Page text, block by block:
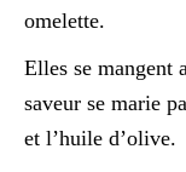
omelette.
Elles se mangent
saveur se marie
et l’huile d’olive.